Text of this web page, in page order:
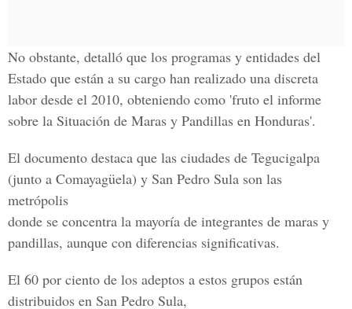
No obstante, detalló que los programas y entidades del
Estado que están a su cargo han realizado una discreta
labor desde el 2010, obteniendo como 'fruto el informe
sobre la Situación de Maras y Pandillas en Honduras'.
El documento destaca que las ciudades de Tegucigalpa
(junto a Comayagüela) y San Pedro Sula son las
metrópolis
donde se concentra la mayoría de integrantes de maras y
pandillas, aunque con diferencias significativas.
El 60 por ciento de los adeptos a estos grupos están
distribuidos en San Pedro Sula,